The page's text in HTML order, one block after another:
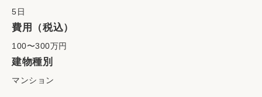
5日
費用（税込）
100〜300万円
建物種別
マンション